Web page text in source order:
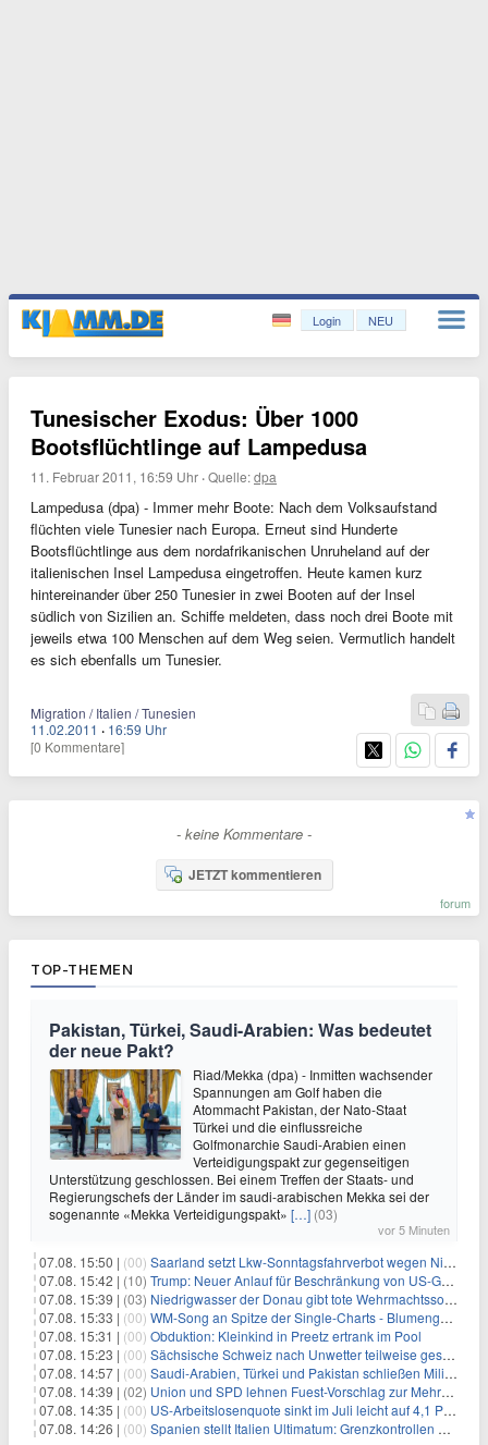
Login NEU
Tunesischer Exodus: Über 1000
Bootsflüchtlinge auf Lampedusa
11. Februar 2011, 16:59 Uhr ·Quelle:dpa
Lampedusa (dpa) - Immer mehr Boote: Nach dem Volksaufstand
flüchten viele Tunesier nach Europa. Erneut sind Hunderte
Bootsflüchtlinge aus dem nordafrikanischen Unruheland auf der
italienischen Insel Lampedusa eingetroffen. Heute kamen kurz
hintereinander über 250 Tunesier in zwei Booten auf der Insel
südlich von Sizilien an. Schiffe meldeten, dass noch drei Boote mit
jeweils etwa 100 Menschen auf dem Weg seien. Vermutlich handelt
es sich ebenfalls um Tunesier.
Migration / Italien / Tunesien
11.02.2011 · 16:59 Uhr
[0 Kommentare]
- keine Kommentare -
JETZT kommentieren
forum
TOP-THEMEN
Pakistan, Türkei, Saudi-Arabien: Was bedeutet
der neue Pakt?
Riad/Mekka (dpa) - Inmitten wachsender
Spannungen am Golf haben die
Atommacht Pakistan, der Nato-Staat
Türkei und die einflussreiche
Golfmonarchie Saudi-Arabien einen
Verteidigungspakt zur gegenseitigen
Unterstützung geschlossen. Bei einem Treffen der Staats- und
Regierungschefs der Länder im saudi-arabischen Mekka sei der
sogenannte «Mekka Verteidigungspakt» […] (03)
vor 5 Minuten
07.08. 15:50 | (00) Saarland setzt Lkw-Sonntagsfahrverbot wegen Niedrigwasser aus
07.08. 15:42 | (10) Trump: Neuer Anlauf für Beschränkung von US-Geburtsrecht
07.08. 15:39 | (03) Niedrigwasser der Donau gibt tote Wehrmachtssoldaten frei
07.08. 15:33 | (00) WM-Song an Spitze der Single-Charts - Blumengarten auf Platz zwei
07.08. 15:31 | (00) Obduktion: Kleinkind in Preetz ertrank im Pool
07.08. 15:23 | (00) Sächsische Schweiz nach Unwetter teilweise gesperrt
07.08. 14:57 | (00) Saudi-Arabien, Türkei und Pakistan schließen Militärbündnis
07.08. 14:39 | (02) Union und SPD lehnen Fuest-Vorschlag zur Mehrwertsteuer ab
07.08. 14:35 | (00) US-Arbeitslosenquote sinkt im Juli leicht auf 4,1 Prozent
07.08. 14:26 | (00) Spanien stellt Italien Ultimatum: Grenzkontrollen beenden